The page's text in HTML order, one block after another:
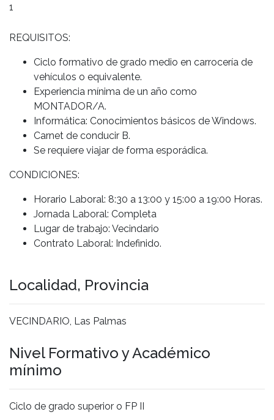
1
REQUISITOS:
Ciclo formativo de grado medio en carrocería de
vehículos o equivalente.
Experiencia mínima de un año como
MONTADOR/A.
Informática: Conocimientos básicos de Windows.
Carnet de conducir B.
Se requiere viajar de forma esporádica.
CONDICIONES:
Horario Laboral: 8:30 a 13:00 y 15:00 a 19:00 Horas.
Jornada Laboral: Completa
Lugar de trabajo: Vecindario
Contrato Laboral: Indefinido.
Localidad, Provincia
VECINDARIO, Las Palmas
Nivel Formativo y Académico
mínimo
Ciclo de grado superior o FP II